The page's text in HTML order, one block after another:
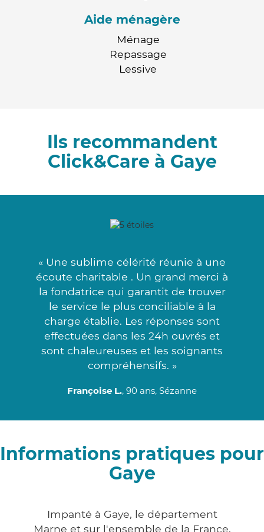
Aide ménagère
Ménage
Repassage
Lessive
Ils recommandent
Click&Care à Gaye
« Une sublime célérité réunie à une
écoute charitable . Un grand merci à
la fondatrice qui garantit de trouver
le service le plus conciliable à la
charge établie. Les réponses sont
effectuées dans les 24h ouvrés et
sont chaleureuses et les soignants
compréhensifs. »
Françoise L., 90 ans, Sézanne
Informations pratiques pour
Gaye
Impanté à Gaye, le département
Marne et sur l'ensemble de la France,